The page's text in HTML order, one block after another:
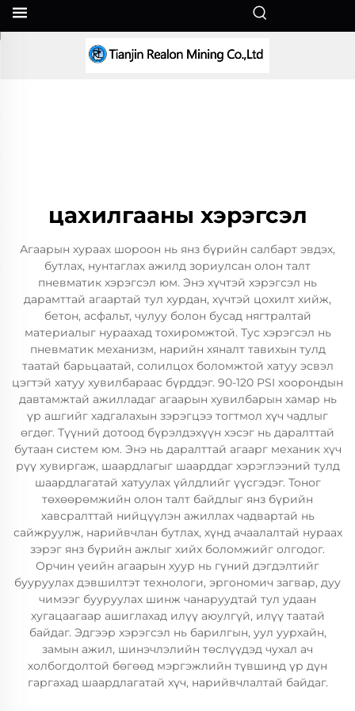
цахилгааны хэрэгсэл
Агаарын хураах шороон нь янз бүрийн салбарт эвдэх,
бутлах, нунтаглах ажилд зориулсан олон талт
пневматик хэрэгсэл юм. Энэ хүчтэй хэрэгсэл нь
дарамттай агаартай тул хурдан, хүчтэй цохилт хийж,
бетон, асфальт, чулуу болон бусад нягтралтай
материалыг нураахад тохиромжтой. Тус хэрэгсэл нь
пневматик механизм, нарийн хяналт тавихын тулд
таатай барьцаатай, солилцох боломжтой хатуу эсвэл
цэгтэй хатуу хувилбараас бүрддэг. 90-120 PSI хоорондын
давтамжтай ажилладаг агаарын хувилбарын хамар нь
үр ашгийг хадгалахын зэрэгцээ тогтмол хүч чадлыг
өгдөг. Түүний дотоод бүрэлдэхүүн хэсэг нь даралттай
бутаан систем юм. Энэ нь даралттай агаарг механик хүч
рүү хувиргаж, шаардлагыг шаарддаг хэрэглээний тулд
шаардлагатай хатуулах үйлдлийг үүсгэдэг. Тоног
төхөөрөмжийн олон талт байдлыг янз бүрийн
хавсралттай нийцүүлэн ажиллах чадвартай нь
сайжруулж, нарийвчлан бутлах, хүнд ачаалалтай нураах
зэрэг янз бүрийн ажлыг хийх боломжийг олгодог.
Орчин үеийн агаарын хуур нь гүний дэгдэлтийг
бууруулах дэвшилтэт технологи, эргономич загвар, дуу
чимээг бууруулах шинж чанаруудтай тул удаан
хугацаагаар ашиглахад илүү аюулгүй, илүү таатай
байдаг. Эдгээр хэрэгсэл нь барилгын, уул уурхайн,
замын ажил, шинэчлэлийн төслүүдэд чухал ач
холбогдолтой бөгөөд мэргэжлийн түвшинд үр дүн
гаргахад шаардлагатай хүч, нарийвчлалтай байдаг.